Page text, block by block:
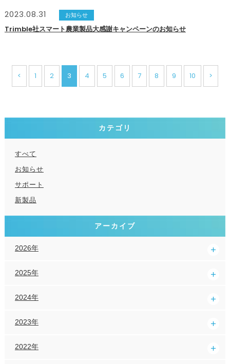
2023.08.31 お知らせ
Trimble社スマート農業製品大感謝キャンペーンのお知らせ
< 1 2 3 4 5 6 7 8 9 10 >
カテゴリ
すべて
お知らせ
サポート
新製品
アーカイブ
2026年
2025年
2024年
2023年
2022年